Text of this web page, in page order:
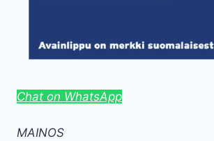
Chat on WhatsApp
MAINOS